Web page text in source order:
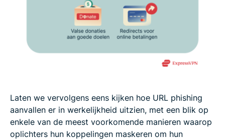
Laten we vervolgens eens kijken hoe URL phishing
aanvallen er in werkelijkheid uitzien, met een blik op
enkele van de meest voorkomende manieren waarop
oplichters hun koppelingen maskeren om hun